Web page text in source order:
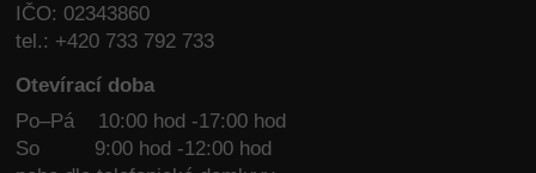
IČO: 02343860
tel.: +420 733 792 733
Otevírací doba
Po–Pá 10:00 hod -17:00 hod
So
9:00 hod -12:00 hod